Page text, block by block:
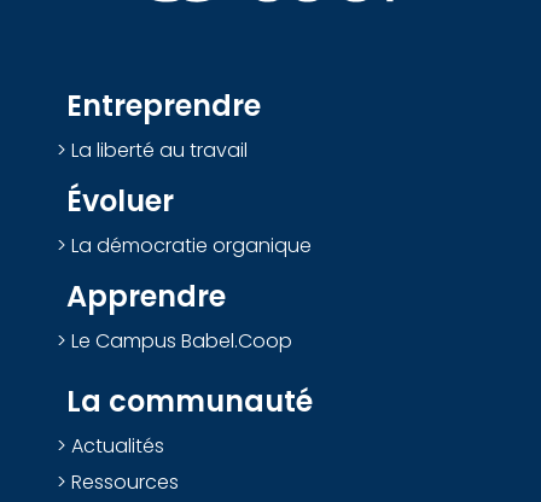
Entreprendre
La liberté au travail
Évoluer
La démocratie organique
Apprendre
Le Campus Babel.Coop
La communauté
Actualités
Ressources